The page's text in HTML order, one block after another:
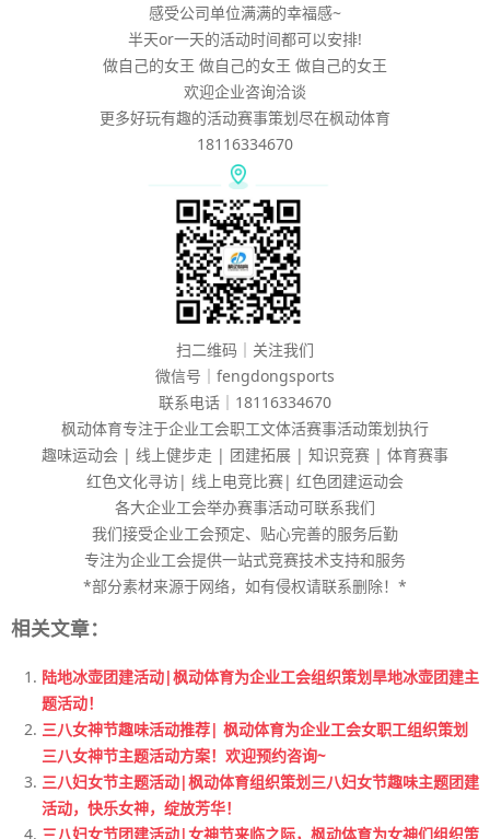
感受公司单位满满的幸福感~
半天or一天的活动时间都可以安排!
做自己的女王 做自己的女王 做自己的女王
欢迎企业咨询洽谈
更多好玩有趣的活动赛事策划尽在枫动体育
18116334670
扫二维码｜关注我们
微信号｜fengdongsports
联系电话｜18116334670
枫动体育专注于企业工会职工文体活赛事活动策划执行
趣味运动会 | 线上健步走 | 团建拓展 | 知识竞赛 | 体育赛事
红色文化寻访| 线上电竞比赛| 红色团建运动会
各大企业工会举办赛事活动可联系我们
我们接受企业工会预定、贴心完善的服务后勤
专注为企业工会提供一站式竞赛技术支持和服务
*部分素材来源于网络，如有侵权请联系删除！*
相关文章：
陆地冰壶团建活动|枫动体育为企业工会组织策划旱地冰壶团建主
题活动！
三八女神节趣味活动推荐| 枫动体育为企业工会女职工组织策划
三八女神节主题活动方案！欢迎预约咨询~
三八妇女节主题活动|枫动体育组织策划三八妇女节趣味主题团建
活动，快乐女神，绽放芳华！
三八妇女节团建活动|女神节来临之际，枫动体育为女神们组织策